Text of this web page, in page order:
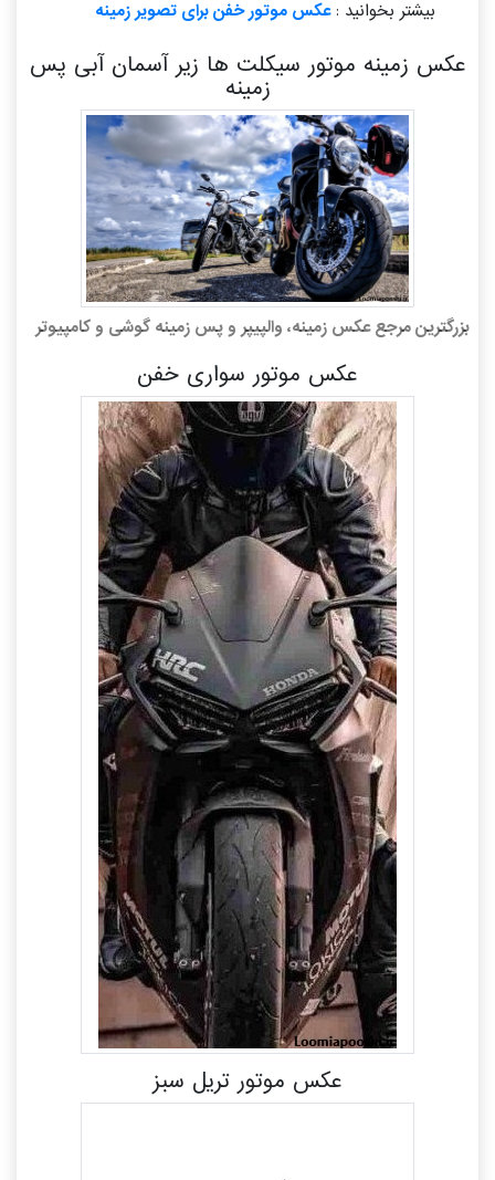
بیشتر بخوانید :عکس موتور خفن برای تصویر زمینه
عکس زمینه موتور سیکلت ها زیر آسمان آبی پس
زمینه
بزرگترین مرجع عکس زمینه، والپیپر و پس زمینه گوشی و کامپیوتر
عکس موتور سواری خفن
عکس موتور تریل سبز